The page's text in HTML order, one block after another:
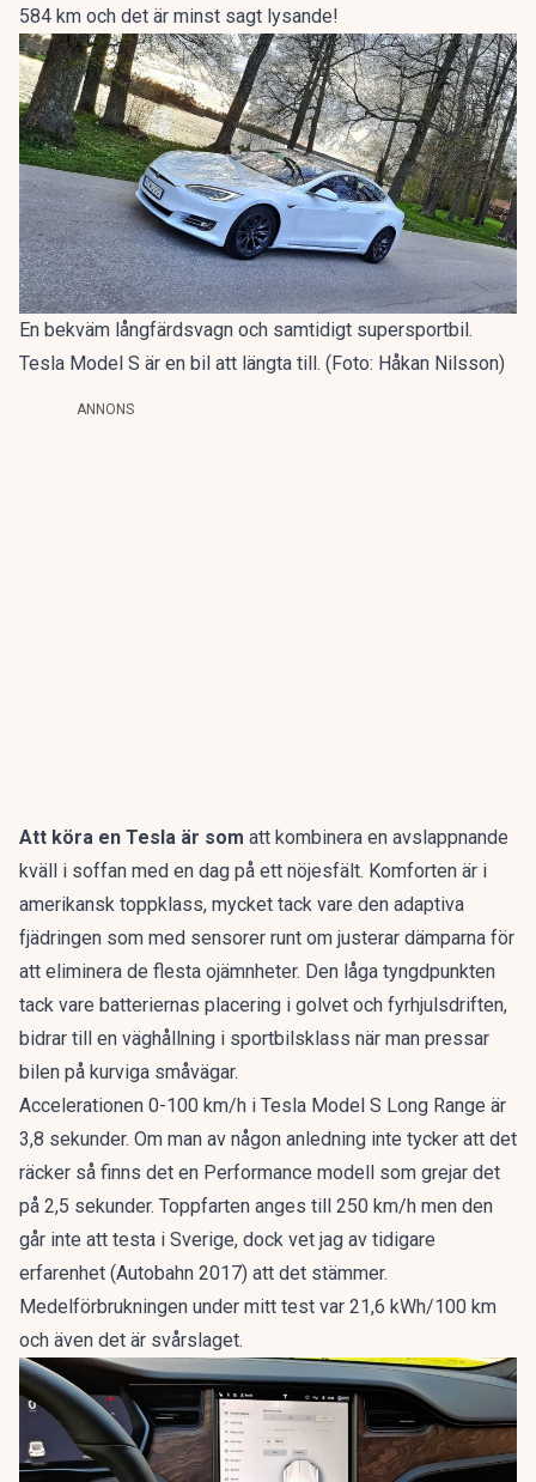
584 km och det är minst sagt lysande!
En bekväm långfärdsvagn och samtidigt supersportbil.
Tesla Model S är en bil att längta till. (Foto: Håkan Nilsson)
ANNONS
Att köra en Tesla är som att kombinera en avslappnande
kväll i soffan med en dag på ett nöjesfält. Komforten är i
amerikansk toppklass, mycket tack vare den adaptiva
fjädringen som med sensorer runt om justerar dämparna för
att eliminera de flesta ojämnheter. Den låga tyngdpunkten
tack vare batteriernas placering i golvet och fyrhjulsdriften,
bidrar till en väghållning i sportbilsklass när man pressar
bilen på kurviga småvägar.
Accelerationen 0-100 km/h i Tesla Model S Long Range är
3,8 sekunder. Om man av någon anledning inte tycker att det
räcker så finns det en Performance modell som grejar det
på 2,5 sekunder. Toppfarten anges till 250 km/h men den
går inte att testa i Sverige, dock vet jag av tidigare
erfarenhet (Autobahn 2017) att det stämmer.
Medelförbrukningen under mitt test var 21,6 kWh/100 km
och även det är svårslaget.